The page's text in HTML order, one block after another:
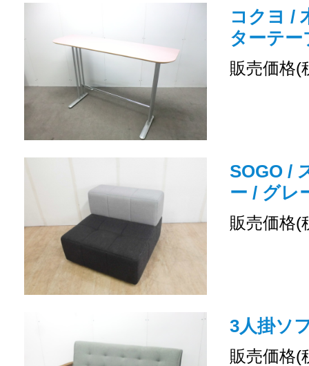
コクヨ /
ターテー
販売価格(
SOGO /
ー / グレ
販売価格(
3人掛ソ
販売価格(